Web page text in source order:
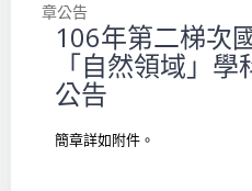
章公告
106年第二梯次
「自然領域」
公告
簡章詳如 附件 。